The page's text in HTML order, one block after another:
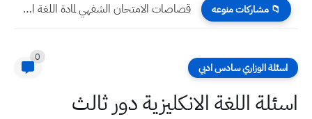
📁 مشاركات منوعه 10 نماذج أسئلة لنهاية السنة 2026 مع الأجوبة النموذجية انكليزي...
اسئلة الوزاري سادس ادبي
0
اسئلة اللغة الانكليزية دور ثالث